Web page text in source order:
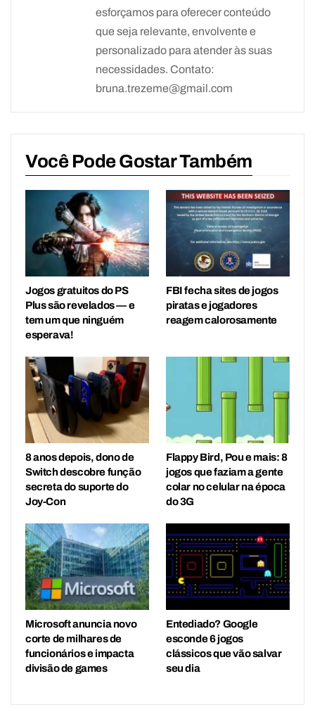
esforçamos para oferecer conteúdo
que seja relevante, envolvente e
personalizado para atender às suas
necessidades. Contato:
bruna.trezeme@gmail.com
Você Pode Gostar Também
Jogos gratuitos do PS
Plus são revelados — e
tem um que ninguém
esperava!
FBI fecha sites de jogos
piratas e jogadores
reagem calorosamente
8 anos depois, dono de
Switch descobre função
secreta do suporte do
Joy-Con
Flappy Bird, Pou e mais: 8
jogos que faziam a gente
colar no celular na época
do 3G
Microsoft anuncia novo
corte de milhares de
funcionários e impacta
divisão de games
Entediado? Google
esconde 6 jogos
clássicos que vão salvar
seu dia